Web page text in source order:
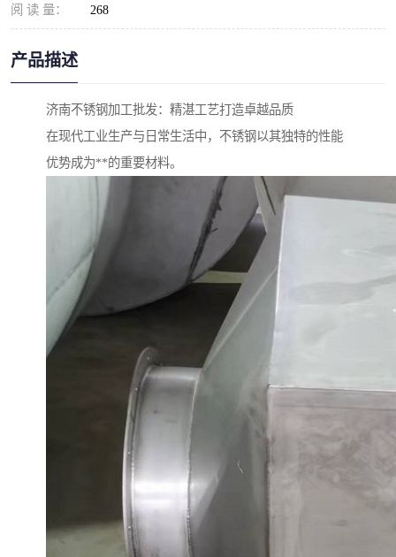
阅 读 量： 268
产品描述
济南不锈钢加工批发：精湛工艺打造卓越品质
在现代工业生产与日常生活中，不锈钢以其独特的性能
优势成为**的重要材料。